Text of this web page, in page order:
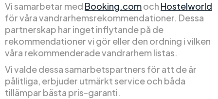
Vi samarbetar med Booking.comoch Hostelworld
för våra vandrarhemsrekommendationer. Dessa
partnerskap har inget inflytande på de
rekommendationer vi gör eller den ordning i vilken
våra rekommenderade vandrarhem listas.
Vi valde dessa samarbetspartners för att de är
pålitliga, erbjuder utmärkt service och båda
tillämpar bästa pris-garanti.